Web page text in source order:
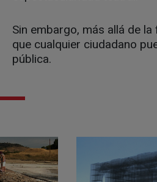
Sin embargo, más allá de
que cualquier ciudadano
pública.